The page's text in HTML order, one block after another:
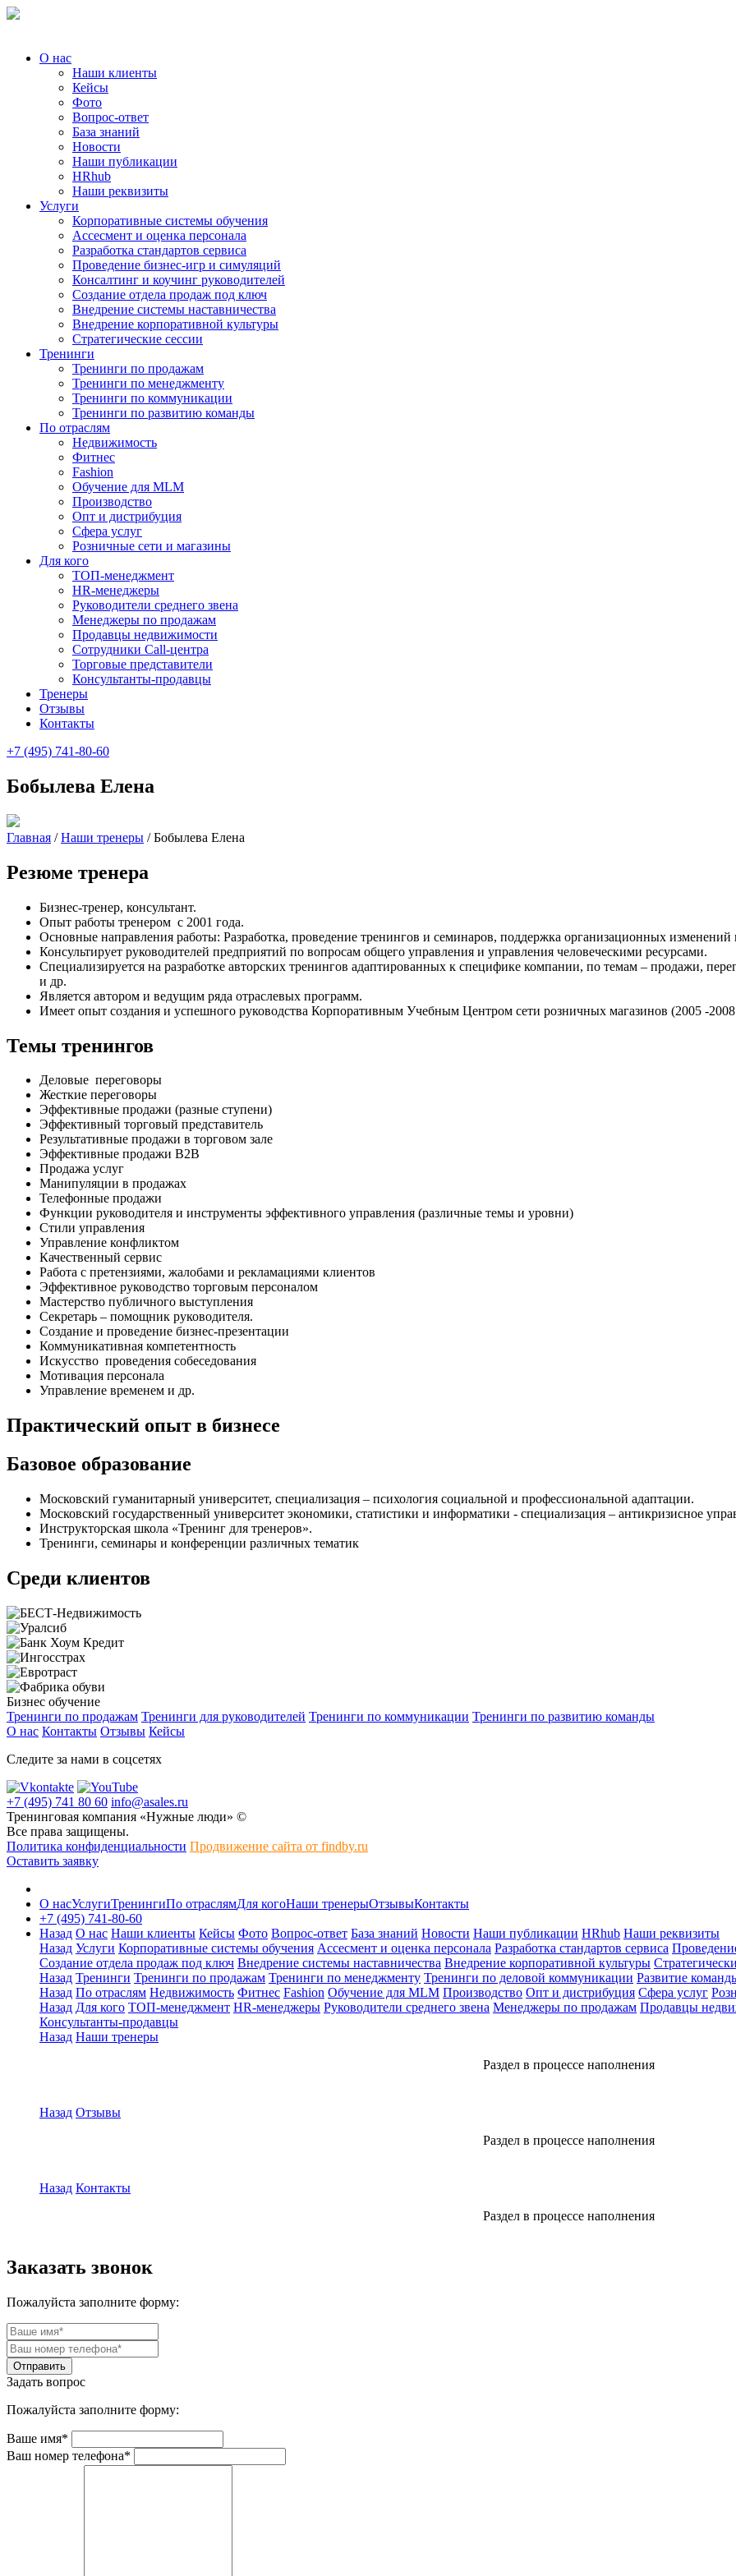
О нас
Наши клиенты
Кейсы
Фото
Вопрос-ответ
База знаний
Новости
Наши публикации
HRhub
Наши реквизиты
Услуги
Корпоративные системы обучения
Ассесмент и оценка персонала
Разработка стандартов сервиса
Проведение бизнес-игр и симуляций
Консалтинг и коучинг руководителей
Создание отдела продаж под ключ
Внедрение системы наставничества
Внедрение корпоративной культуры
Стратегические сессии
Тренинги
Тренинги по продажам
Тренинги по менеджменту
Тренинги по коммуникации
Тренинги по развитию команды
По отраслям
Недвижимость
Фитнес
Fashion
Обучение для MLM
Производство
Опт и дистрибуция
Сфера услуг
Розничные сети и магазины
Для кого
ТОП-менеджмент
HR-менеджеры
Руководители среднего звена
Менеджеры по продажам
Продавцы недвижимости
Сотрудники Call-центра
Торговые представители
Консультанты-продавцы
Тренеры
Отзывы
Контакты
+7 (495) 741-80-60
Бобылева Елена
Главная /Наши тренеры /Бобылева Елена
Резюме тренера
Бизнес-тренер, консультант.
Опыт работы тренером с 2001 года.
Основные направления работы: Разработка, проведение тренингов и семинаров, поддержка организационных изменений
Консультирует руководителей предприятий по вопросам общего управления и управления человеческими ресурсами.
Специализируется на разработке авторских тренингов адаптированных к специфике компании, по темам – продажи,
и др.
Является автором и ведущим ряда отраслевых программ.
Имеет опыт создания и успешного руководства Корпоративным Учебным Центром сети розничных магазинов (2005 -2008
Темы тренингов
Деловые переговоры
Жесткие переговоры
Эффективные продажи (разные ступени)
Эффективный торговый представитель
Результативные продажи в торговом зале
Эффективные продажи В2В
Продажа услуг
Манипуляции в продажах
Телефонные продажи
Функции руководителя и инструменты эффективного управления (различные темы и уровни)
Стили управления
Управление конфликтом
Качественный сервис
Работа с претензиями, жалобами и рекламациями клиентов
Эффективное руководство торговым персоналом
Мастерство публичного выступления
Секретарь – помощник руководителя.
Создание и проведение бизнес-презентации
Коммуникативная компетентность
Искусство проведения собеседования
Мотивация персонала
Управление временем и др.
Практический опыт в бизнесе
Базовое образование
Московский гуманитарный университет, специализация – психология социальной и профессиональной адаптации.
Московский государственный университет экономики, статистики и информатики - специализация – антикризисное
Инструкторская школа «Тренинг для тренеров».
Тренинги, семинары и конференции различных тематик
Среди клиентов
Бизнес обучение
Тренинги по продажам Тренинги для руководителей Тренинги по коммуникации Тренинги по развитию команды
О нас Контакты Отзывы Кейсы
Следите за нами в соцсетях
+7 (495) 741 80 60 info@asales.ru
Тренинговая компания «Нужные люди» ©
Все права защищены.
Политика конфиденциальности Продвижение сайта от findby.ru
Оставить заявку
О насУслугиТренингиПо отраслямДля когоНаши тренерыОтзывыКонтакты
+7 (495) 741-80-60
Назад О нас Наши клиенты Кейсы Фото Вопрос-ответ База знаний Новости Наши публикации HRhub Наши реквизиты
Назад Услуги Корпоративные системы обучения Ассесмент и оценка персонала Разработка стандартов сервиса
Создание отдела продаж под ключ Внедрение системы наставничества Внедрение корпоративной культуры
Назад Тренинги Тренинги по продажам Тренинги по менеджменту Тренинги по деловой коммуникации Развитие
Назад По отраслям Недвижимость Фитнес Fashion Обучение для MLM Производство Опт и дистрибуция Сфера услуг
Назад Для кого ТОП-менеджмент HR-менеджеры Руководители среднего звена Менеджеры по продажам Продавцы
Консультанты-продавцы
Назад Наши тренеры
Раздел в процессе наполнения
Назад Отзывы
Раздел в процессе наполнения
Назад Контакты
Раздел в процессе наполнения
Заказать звонок
Пожалуйста заполните форму:
Задать вопрос
Пожалуйста заполните форму:
Ваше имя*
Ваш номер телефона*